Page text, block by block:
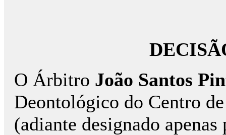
O Árbitro João Santos
Deontológico do Centro
(adiante designado